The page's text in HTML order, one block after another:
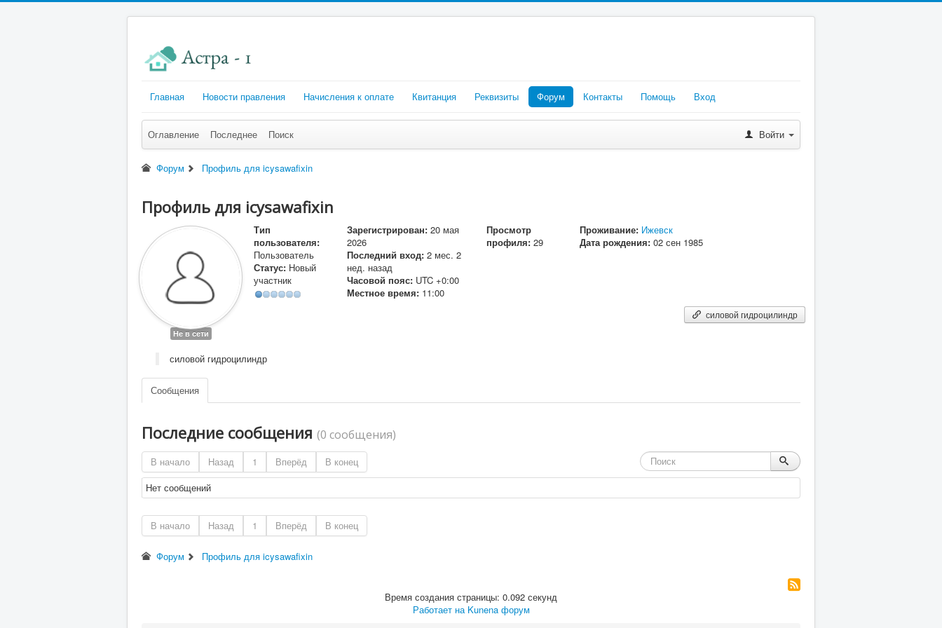
Главная Новости правления Начисления к оплате Квитанция Реквизиты Форум Контакты Помощь Вход
Оглавление Последнее Поиск Войти
Форум Профиль для icysawafixin
Профиль для icysawafixin
Не в сети
Тип
пользователя:
Пользователь
Статус: Новый
участник
Зарегистрирован: 20 мая
2026
Последний вход: 2 мес. 2
нед. назад
Часовой пояс: UTC +0:00
Местное время: 11:00
Просмотр
профиля: 29
Проживание: Ижевск
Дата рождения: 02 сен 1985
силовой гидроцилиндр
силовой гидроцилиндр
Сообщения
Последние сообщения (0 сообщения)
В начало Назад 1 Вперёд
В конец
Нет сообщений
В начало Назад 1 Вперёд В конец
Форум Профиль для icysawafixin
Время создания страницы: 0.092 секунд
Работает на Kunena форум